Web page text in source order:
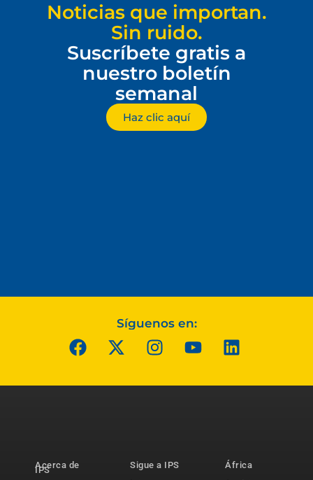
Noticias que importan.
Sin ruido.
Suscríbete gratis a
nuestro boletín
semanal
Haz clic aquí
Síguenos en:
Acerca de
IPS
Sigue a IPS
África